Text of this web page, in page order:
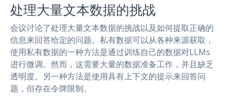
处理大量文本数据的挑战
会议讨论了处理大量文本数据的挑战以及如何提取正确的
信息来回答给定的问题。私有数据可以从各种来源获取，
使用私有数据的一种方法是通过训练自己的数据对LLMs
进行微调。然而，这需要大量的数据准备工作，并且缺乏
透明度。另一种方法是使用具有上下文的提示来回答问
题，但存在令牌限制。